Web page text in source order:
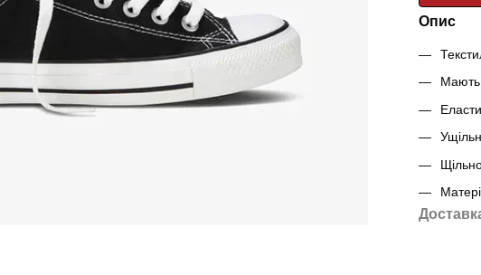
Опис
Мають